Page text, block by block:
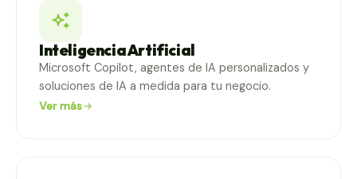
Inteligencia Artificial
Microsoft Copilot, agentes de IA personalizados y
soluciones de IA a medida para tu negocio.
Ver más